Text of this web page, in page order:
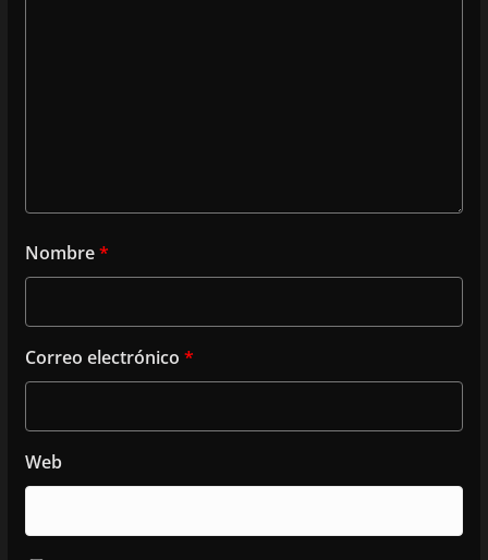
Nombre*
Correo electrónico *
Web